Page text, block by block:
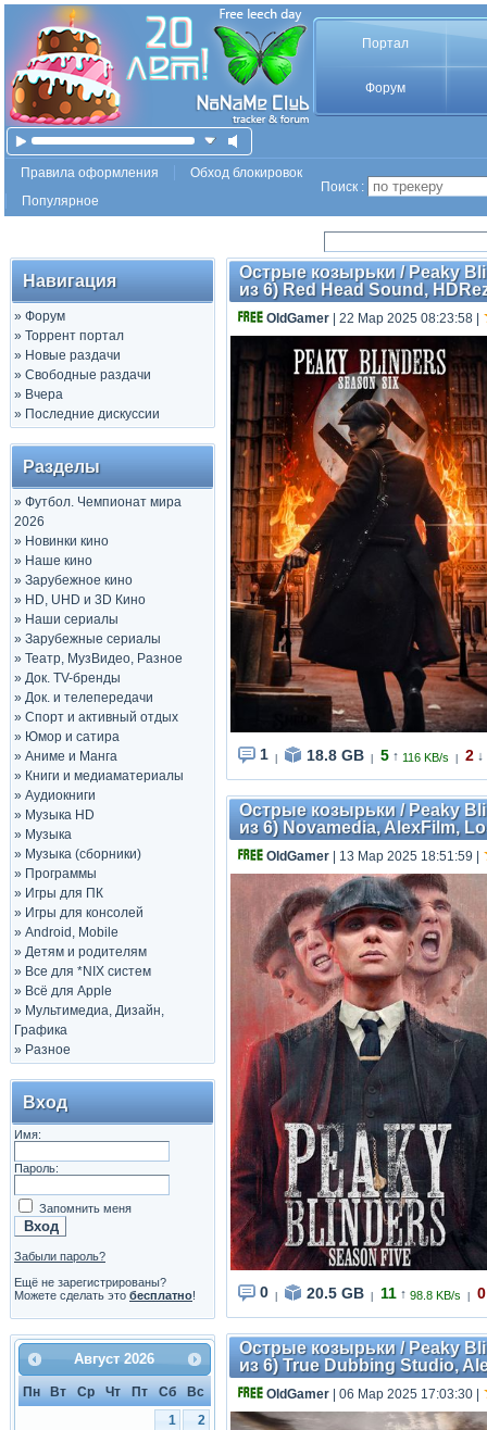
Портал
Форум
Правила оформления
Обход блокировок
Популярное
Поиск :
Навигация
» Форум
» Торрент портал
» Новые раздачи
» Свободные раздачи
» Вчера
» Последние дискуссии
Разделы
» Футбол. Чемпионат мира
2026
» Новинки кино
» Наше кино
» Зарубежное кино
» HD, UHD и 3D Кино
» Наши сериалы
» Зарубежные сериалы
» Театр, МузВидео, Разное
» Док. TV-бренды
» Док. и телепередачи
» Спорт и активный отдых
» Юмор и сатира
» Аниме и Манга
» Книги и медиаматериалы
» Аудиокниги
» Музыка HD
» Музыка
» Музыка (сборники)
» Программы
» Игры для ПК
» Игры для консолей
» Android, Mobile
» Детям и родителям
» Все для *NIX систем
» Всё для Apple
» Мультимедиа, Дизайн,
Графика
» Разное
Вход
Имя:
Пароль:
Запомнить меня
Забыли пароль?
Ещё не зарегистрированы?
Можете сделать это бесплатно!
Август 2026
Пн Вт Ср Чт Пт Сб
Вс
1
2
Острые козырьки / Peaky
из 6) Red Head Sound,
OldGamer | 22 Мар 2025 08:23:58
1 18.8 GB 5 ↑ 116 KB/s 2 ↓
Острые козырьки / Peaky
из 6) Novamedia, AlexFilm,
OldGamer | 13 Мар 2025 18:51:59
0 20.5 GB 11 ↑ 98.8 KB/s 0
Острые козырьки / Peaky
из 6) True Dubbing Studio,
OldGamer | 06 Мар 2025 17:03:30